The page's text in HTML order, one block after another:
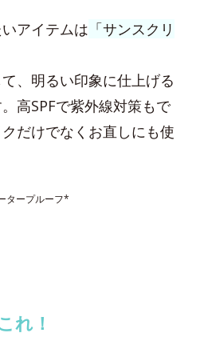
アイテムは 「サンスクリ
、明るい印象に仕上げる
高SPFで紫外線対策もで
だけでなくお直しにも使
タープルーフ*
れ！